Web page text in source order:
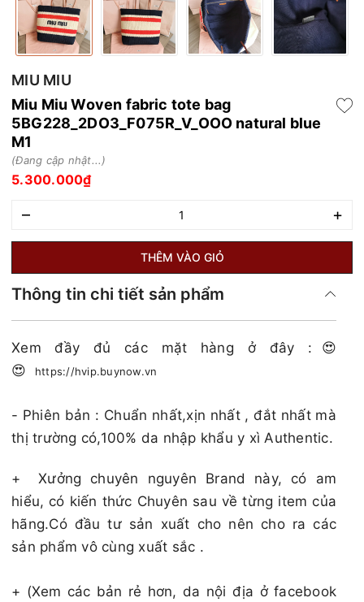
MIU MIU
Miu Miu Woven fabric tote bag
5BG228_2DO3_F075R_V_OOO natural blue
M1
(Đang cập nhật...)
5.300.000₫
– +
THÊM VÀO GIỎ
Thông tin chi tiết sản phẩm
Xem đầy đủ các mặt hàng ở đây :😍
😍
https://hvip.buynow.vn
- Phiên bản : Chuẩn nhất,xịn nhất , đắt nhất mà
thị trường có,100% da nhập khẩu y xì Authentic.
+Xưởng chuyên nguyên Brand này, có am
hiểu, có kiến thức Chuyên sau về từng item của
hãng.Có đầu tư sản xuất cho nên cho ra các
sản phẩm vô cùng xuất sắc .
+ (Xem các bản rẻ hơn, da nội địa ở facebook